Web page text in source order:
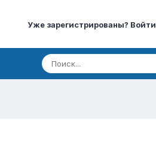
Уже зарегистрированы? Войти